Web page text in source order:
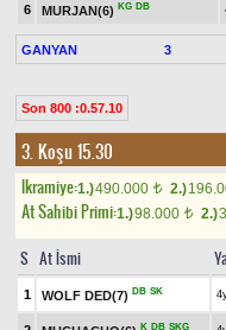
6 MURJAN(6) KG DB
GANYAN 3
Son 800 :0.57.10
3. Koşu 15.30
Ikramiye:1.)490.000 t 2.)
At Sahibi Primi:1.)98.000 t 2.)
S At İsmi
1 WOLF DED(7) DB SK
K DB SKG